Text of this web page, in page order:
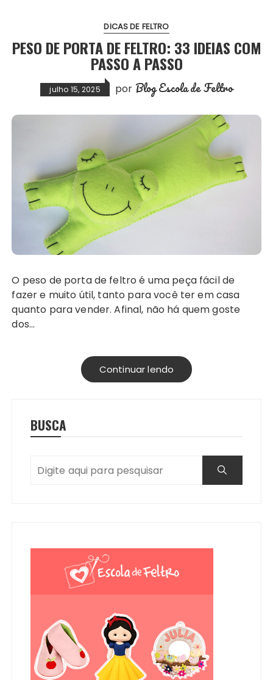
DICAS DE FELTRO
PESO DE PORTA DE FELTRO: 33 IDEIAS COM
PASSO A PASSO
julho 15, 2025 por Blog Escola de Feltro
O peso de porta de feltro é uma peça fácil de
fazer e muito útil, tanto para você ter em casa
quanto para vender. Afinal, não há quem goste
dos…
Continuar lendo
BUSCA